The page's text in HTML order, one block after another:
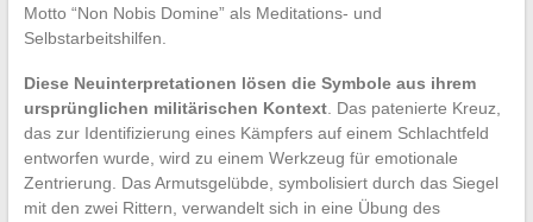
Motto “Non Nobis Domine” als Meditations- und
Selbstarbeitshilfen.
Diese Neuinterpretationen lösen die Symbole aus ihrem
ursprünglichen militärischen Kontext. Das patenierte Kreuz,
das zur Identifizierung eines Kämpfers auf einem Schlachtfeld
entworfen wurde, wird zu einem Werkzeug für emotionale
Zentrierung. Das Armutsgelübde, symbolisiert durch das Siegel
mit den zwei Rittern, verwandelt sich in eine Übung des